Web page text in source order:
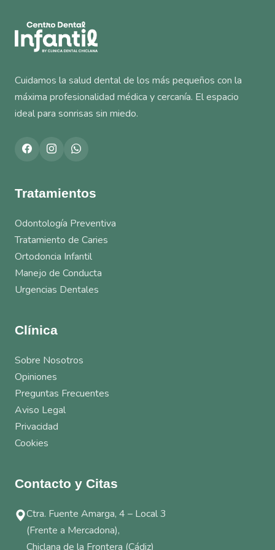
Cuidamos la salud dental de los más pequeños con la
máxima profesionalidad médica y cercanía. El espacio
ideal para sonrisas sin miedo.
Tratamientos
Odontología Preventiva
Tratamiento de Caries
Ortodoncia Infantil
Manejo de Conducta
Urgencias Dentales
Clínica
Sobre Nosotros
Opiniones
Preguntas Frecuentes
Aviso Legal
Privacidad
Cookies
Contacto y Citas
Ctra. Fuente Amarga, 4 – Local 3
(Frente a Mercadona),
Chiclana de la Frontera (Cádiz)